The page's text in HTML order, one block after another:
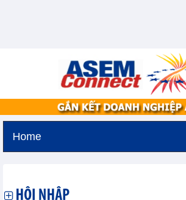
Home
HỘI NHẬP